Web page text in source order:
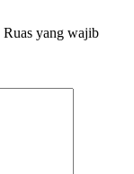
Ruas yang wajib